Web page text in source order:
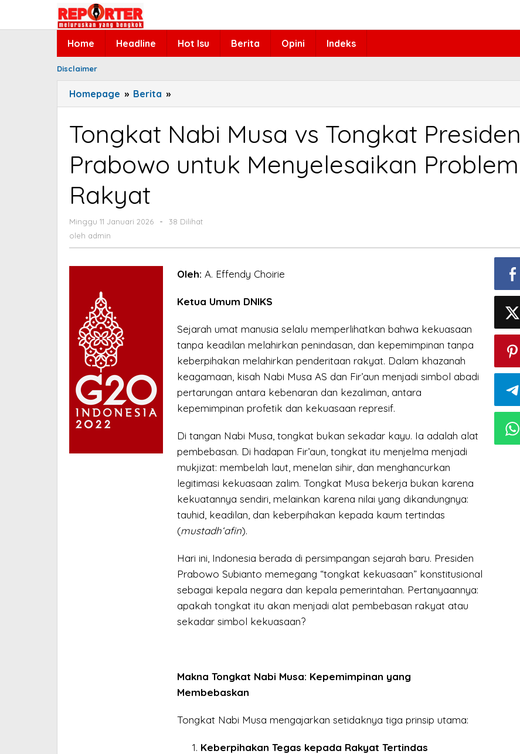
Home Headline Hot Isu Berita Opini Indeks
Disclaimer
Homepage » Berita »
Nabi
vs
Presiden
Problem
Tongkat Nabi Musa vs Tongkat Presiden
Prabowo untuk Menyelesaikan Problem
Rakyat
Minggu 11 Januari 2026
oleh
-
38 Dilihat
oleh admin
Oleh: A. Effendy Choirie
Ketua Umum DNIKS
Sejarah umat manusia selalu memperlihatkan bahwa kekuasaan
tanpa keadilan melahirkan penindasan, dan kepemimpinan tanpa
keberpihakan melahirkan penderitaan rakyat. Dalam khazanah
keagamaan, kisah Nabi Musa AS dan Fir’aun menjadi simbol abadi
pertarungan antara kebenaran dan kezaliman, antara
kepemimpinan profetik dan kekuasaan represif.
Di tangan Nabi Musa, tongkat bukan sekadar kayu. Ia adalah alat
pembebasan. Di hadapan Fir’aun, tongkat itu menjelma menjadi
mukjizat: membelah laut, menelan sihir, dan menghancurkan
legitimasi kekuasaan zalim. Tongkat Musa bekerja bukan karena
kekuatannya sendiri, melainkan karena nilai yang dikandungnya:
tauhid, keadilan, dan keberpihakan kepada kaum tertindas
(mustadh‘afin).
Hari ini, Indonesia berada di persimpangan sejarah baru. Presiden
Prabowo Subianto memegang “tongkat kekuasaan” konstitusional
sebagai kepala negara dan kepala pemerintahan. Pertanyaannya:
apakah tongkat itu akan menjadi alat pembebasan rakyat atau
sekadar simbol kekuasaan?
Makna Tongkat Nabi Musa: Kepemimpinan yang
Membebaskan
Tongkat Nabi Musa mengajarkan setidaknya tiga prinsip utama:
Keberpihakan Tegas kepada Rakyat Tertindas